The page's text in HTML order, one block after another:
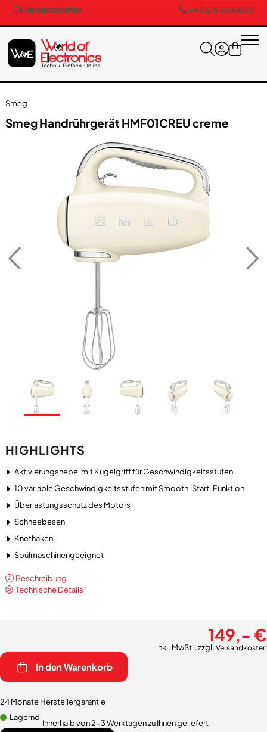
Versandkosten +43 676 3037600
Smeg
Smeg Handrührgerät HMF01CREU creme
HIGHLIGHTS
Aktivierungshebel mit Kugelgriff für Geschwindigkeitsstufen
10 variable Geschwindigkeitsstufen mit Smooth-Start-Funktion
Überlastungsschutz des Motors
Schneebesen
Knethaken
Spülmaschinengeeignet
Beschreibung
Technische Details
149,- €
inkl. MwSt., zzgl. Versandkosten
In den Warenkorb
24 Monate Herstellergarantie
Lagernd
Innerhalb von 2-3 Werktagen zu Ihnen geliefert